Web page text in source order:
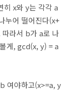
히 x와 y는 각각 a
누어 떨어진다(x+
라서 b가 a로 나
게, gcd(x, y) = a
여야하고(x>=a, y